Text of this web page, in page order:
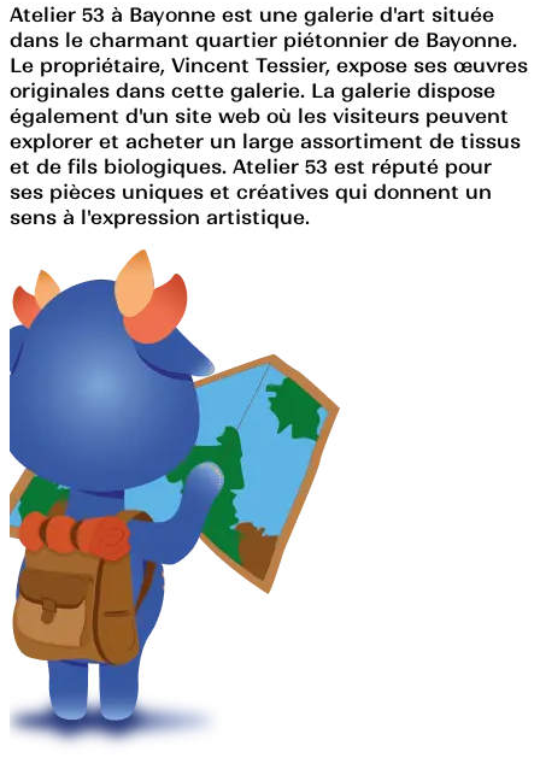
Atelier 53 à Bayonne est une galerie d'art située
dans le charmant quartier piétonnier de Bayonne.
Le propriétaire, Vincent Tessier, expose ses œuvres
originales dans cette galerie. La galerie dispose
également d'un site web où les visiteurs peuvent
explorer et acheter un large assortiment de tissus
et de fils biologiques. Atelier 53 est réputé pour
ses pièces uniques et créatives qui donnent un
sens à l'expression artistique.